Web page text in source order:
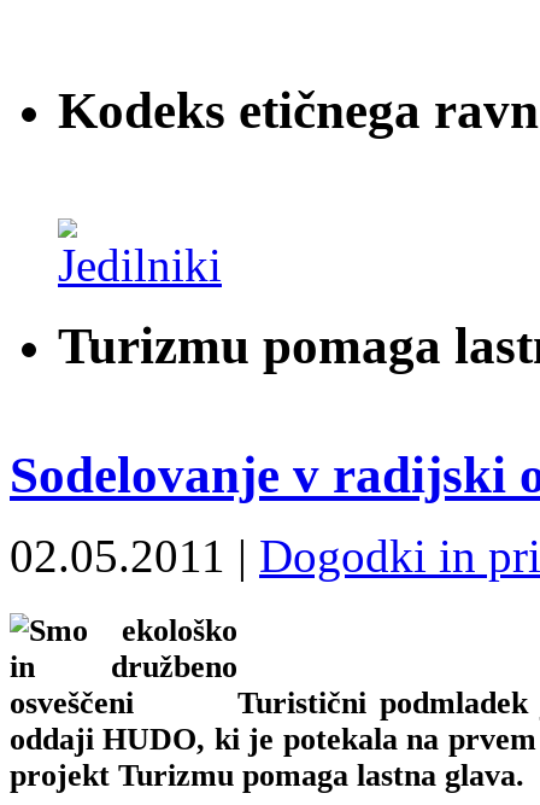
Kodeks etičnega
Turizmu pomaga
Sodelovanje v radijski
02.05.2011 | Dogodki in
Turistični
oddaji HUDO, ki je potekala na
projekt Turizmu pomaga lastna glava.